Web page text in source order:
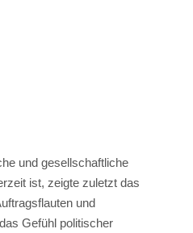
und gesellschaftliche
ist, zeigte zuletzt das
und
Gefühl politischer